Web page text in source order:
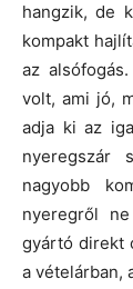
hangzik, de
kompakt
az
volt, ami jó,
adja ki az
nyeregszár
nagyobb
nyeregről
gyártó direkt
a vételárban,